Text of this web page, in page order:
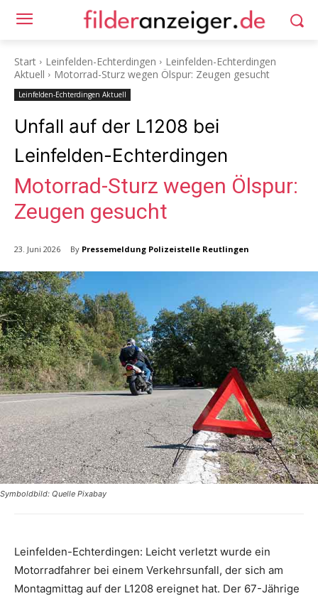
Start Leinfelden-Echterdingen
Leinfelden-Echterdingen
Aktuell
Motorrad-Sturz wegen Ölspur: Zeugen gesucht
Leinfelden-Echterdingen Aktuell
Unfall auf der L1208 bei
Leinfelden-Echterdingen
Motorrad-Sturz wegen Ölspur:
Zeugen gesucht
23. Juni 2026 By Pressemeldung Polizeistelle Reutlingen
Symboldbild: Quelle Pixabay
Leinfelden-Echterdingen: Leicht verletzt wurde ein
Motorradfahrer bei einem Verkehrsunfall, der sich am
Montagmittag auf der L1208 ereignet hat. Der 67-Jährige